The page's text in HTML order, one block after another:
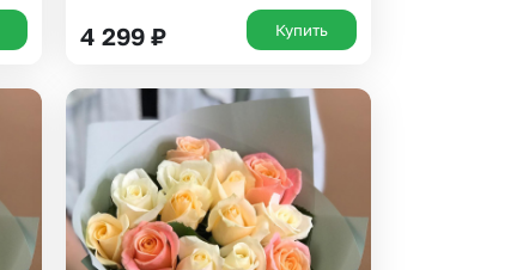
4 299 ₽ Купить